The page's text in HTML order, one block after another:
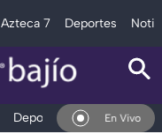
Azteca 7 Deportes
Deportes Espectáculos
En Vivo